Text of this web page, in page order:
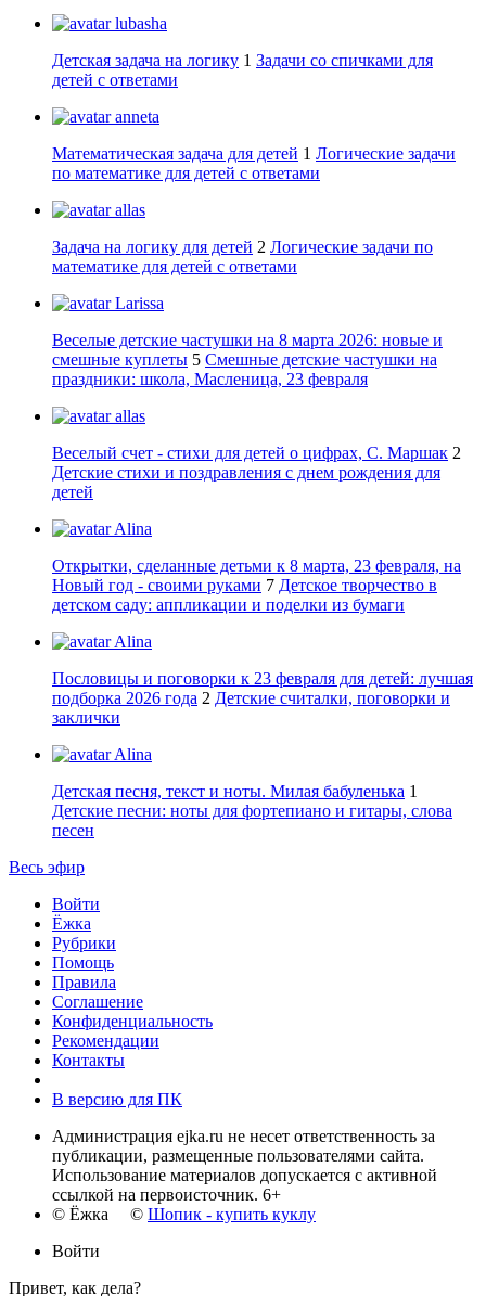
lubasha
Детская задача на логику 1 Задачи со спичками для
детей с ответами
anneta
Математическая задача для детей 1 Логические задачи
по математике для детей с ответами
allas
Задача на логику для детей 2 Логические задачи по
математике для детей с ответами
Larissa
Веселые детские частушки на 8 марта 2026: новые и
смешные куплеты 5 Смешные детские частушки на
праздники: школа, Масленица, 23 февраля
allas
Веселый счет - стихи для детей о цифрах, С. Маршак 2
Детские стихи и поздравления с днем рождения для
детей
Alina
Открытки, сделанные детьми к 8 марта, 23 февраля, на
Новый год - своими руками 7 Детское творчество в
детском саду: аппликации и поделки из бумаги
Alina
Пословицы и поговорки к 23 февраля для детей: лучшая
подборка 2026 года 2 Детские считалки, поговорки и
заклички
Alina
Детская песня, текст и ноты. Милая бабуленька 1
Детские песни: ноты для фортепиано и гитары, слова
песен
Весь эфир
Войти
Ёжка
Рубрики
Помощь
Правила
Соглашение
Конфиденциальность
Рекомендации
Контакты
В версию для ПК
Администрация ejka.ru не несет ответственность за
публикации, размещенные пользователями сайта.
Использование материалов допускается с активной
ссылкой на первоисточник. 6+
© Ёжка © Шопик - купить куклу
Войти
Привет, как дела?